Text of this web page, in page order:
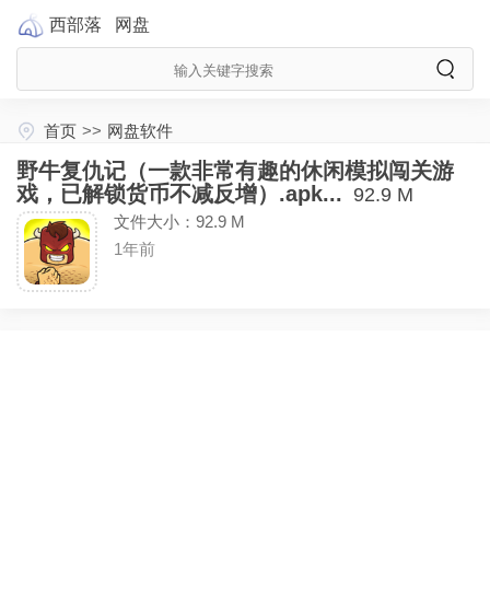
西部落 网盘
首页 >> 网盘软件
野牛复仇记（一款非常有趣的休闲模拟闯关游
戏，已解锁货币不减反增）.apk... 92.9 M
文件大小：92.9 M
1年前